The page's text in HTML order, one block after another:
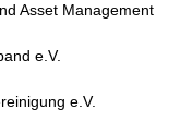
Asset Management
e.V.
e.V.